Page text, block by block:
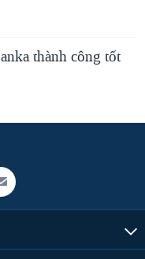
thành công tốt